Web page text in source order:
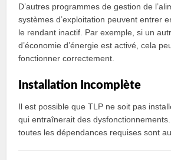
D’autres programmes de gestion de
systèmes d’exploitation peuvent entrer
le rendant inactif. Par exemple, si un
d’économie d’énergie est activé, cela
fonctionner correctement.
Installation Incomplète
Il est possible que TLP ne soit pas
qui entraînerait des
toutes les dépendances requises sont